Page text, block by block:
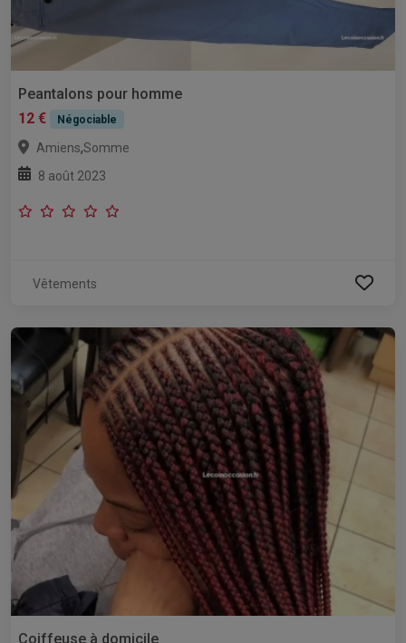
Peantalons pour homme
12 €
Négociable
Amiens,Somme
8 août 2023
Vêtements
Coiffeuse à domicile